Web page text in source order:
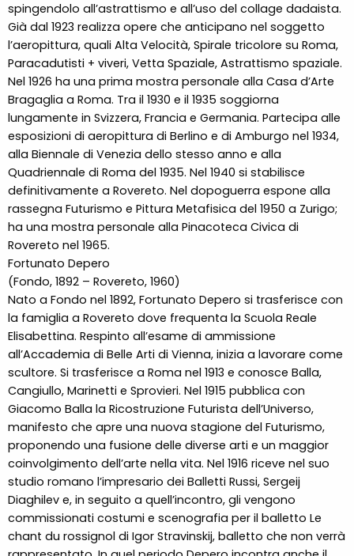
spingendolo all’astrattismo e all’uso del collage dadaista.
Già dal 1923 realizza opere che anticipano nel soggetto
l’aeropittura, quali Alta Velocità, Spirale tricolore su Roma,
Paracadutisti + viveri, Vetta Spaziale, Astrattismo spaziale.
Nel 1926 ha una prima mostra personale alla Casa d’Arte
Bragaglia a Roma. Tra il 1930 e il 1935 soggiorna
lungamente in Svizzera, Francia e Germania. Partecipa alle
esposizioni di aeropittura di Berlino e di Amburgo nel 1934,
alla Biennale di Venezia dello stesso anno e alla
Quadriennale di Roma del 1935. Nel 1940 si stabilisce
definitivamente a Rovereto. Nel dopoguerra espone alla
rassegna Futurismo e Pittura Metafisica del 1950 a Zurigo;
ha una mostra personale alla Pinacoteca Civica di
Rovereto nel 1965.
Fortunato Depero
(Fondo, 1892 – Rovereto, 1960)
Nato a Fondo nel 1892, Fortunato Depero si trasferisce con
la famiglia a Rovereto dove frequenta la Scuola Reale
Elisabettina. Respinto all’esame di ammissione
all’Accademia di Belle Arti di Vienna, inizia a lavorare come
scultore. Si trasferisce a Roma nel 1913 e conosce Balla,
Cangiullo, Marinetti e Sprovieri. Nel 1915 pubblica con
Giacomo Balla la Ricostruzione Futurista dell’Universo,
manifesto che apre una nuova stagione del Futurismo,
proponendo una fusione delle diverse arti e un maggior
coinvolgimento dell’arte nella vita. Nel 1916 riceve nel suo
studio romano l’impresario dei Balletti Russi, Sergeij
Diaghilev e, in seguito a quell’incontro, gli vengono
commissionati costumi e scenografia per il balletto Le
chant du rossignol di Igor Stravinskij, balletto che non verrà